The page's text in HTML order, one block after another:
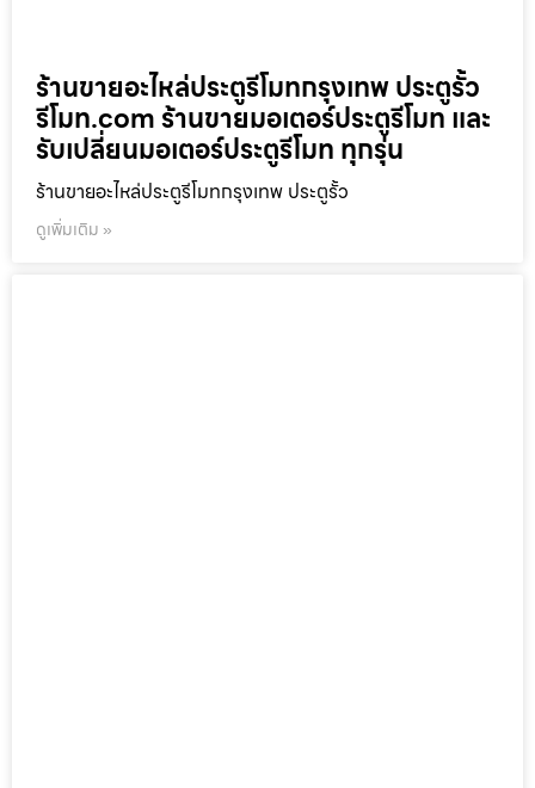
ร้านขายอะไหล่ประตูรีโมทกรุงเทพ ประตูรั้ว
รีโมท.com ร้านขายมอเตอร์ประตูรีโมท และ
รับเปลี่ยนมอเตอร์ประตูรีโมท ทุกรุ่น
ร้านขายอะไหล่ประตูรีโมทกรุงเทพ ประตูรั้ว
ดูเพิ่มเติม »